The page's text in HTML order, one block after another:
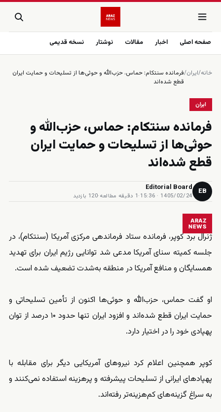
صفحه اصلی اخبار مقالات نوشتار نسخه قدیمی
خانه/ایران/فرمانده سنتکام: حماس، حزب‌الله و حوثی‌ها از تسلیحات و حمایت ایران
قطع شده‌اند
ایران
فرمانده سنتکام: حماس، حزب‌الله و
حوثی‌ها از تسلیحات و حمایت ایران
قطع شده‌اند
EB
Editorial Board
1405/02/24 · 15:36
·1 دقیقه مطالعه ·120 بازدید
ARAZ
NEWS
ژنرال برد کوپر، فرمانده ستاد فرماندهی مرکزی آمریکا (سنتکام)، در
جلسه کمیته سنای آمریکا مدعی شد توانایی رژیم ایران برای تهدید
همسایگان و منافع آمریکا در منطقه به‌شدت تضعیف شده است.
او گفت حماس، حزب‌الله و حوثی‌ها اکنون از تأمین تسلیحاتی و
حمایت ایران قطع شده‌اند و افزود ایران تنها حدود ۱۰ درصد از توان
پهپادی خود را در اختیار دارد.
کوپر همچنین اعلام کرد نیروهای آمریکایی دیگر برای مقابله با
پهپادهای ایرانی از تسلیحات پیشرفته و پرهزینه استفاده نمی‌کنند و
به سراغ گزینه‌های کم‌هزینه‌تر رفته‌اند.